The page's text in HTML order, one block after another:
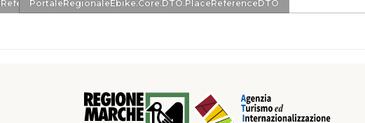
PortaleRegionaleEbike.Core.DTO.PlaceReferenceDTO